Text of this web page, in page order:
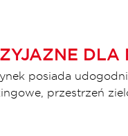
DLA
posiada
przestrzeń